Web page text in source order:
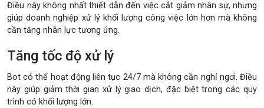
Điều này không nhất thiết dẫn đến việc cắt giảm nhân sự, nhưng
giúp doanh nghiệp xử lý khối lượng công việc lớn hơn mà không
cần tăng nhân lực tương ứng.
Tăng tốc độ xử lý
Bot có thể hoạt động liên tục 24/7 mà không cần nghỉ ngơi. Điều
này giúp giảm thời gian xử lý giao dịch, đặc biệt trong các quy
trình có khối lượng lớn.